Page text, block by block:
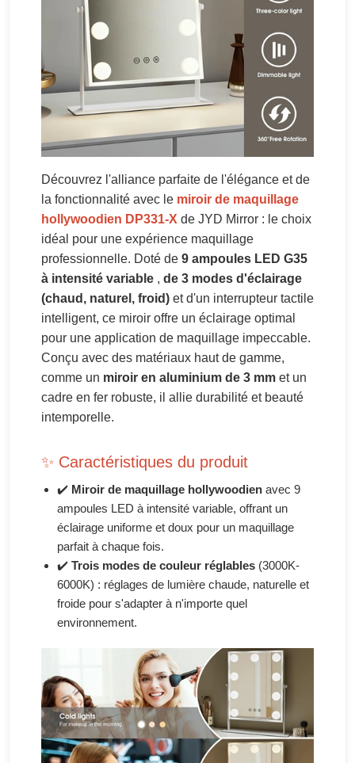
Découvrez l'alliance parfaite de l'élégance et de
la fonctionnalité avec le miroir de maquillage
hollywoodien DP331-X de JYD Mirror : le choix
idéal pour une expérience maquillage
professionnelle. Doté de 9 ampoules LED G35
à intensité variable , de 3 modes d'éclairage
(chaud, naturel, froid) et d'un interrupteur tactile
intelligent, ce miroir offre un éclairage optimal
pour une application de maquillage impeccable.
Conçu avec des matériaux haut de gamme,
comme un miroir en aluminium de 3 mm et un
cadre en fer robuste, il allie durabilité et beauté
intemporelle.
✨ Caractéristiques du produit
✔️ Miroir de maquillage hollywoodien avec 9
ampoules LED à intensité variable, offrant un
éclairage uniforme et doux pour un maquillage
parfait à chaque fois.
✔️ Trois modes de couleur réglables (3000K-
6000K) : réglages de lumière chaude, naturelle et
froide pour s'adapter à n'importe quel
environnement.